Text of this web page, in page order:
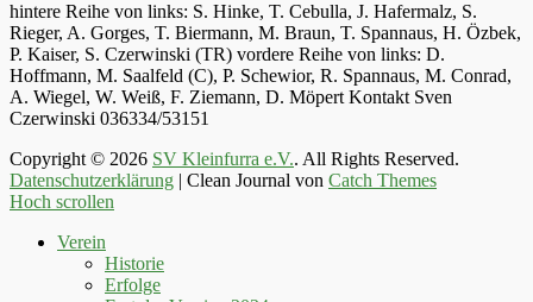
hintere Reihe von links: S. Hinke, T. Cebulla, J. Hafermalz, S.
Rieger, A. Gorges, T. Biermann, M. Braun, T. Spannaus, H. Özbek,
P. Kaiser, S. Czerwinski (TR) vordere Reihe von links: D.
Hoffmann, M. Saalfeld (C), P. Schewior, R. Spannaus, M. Conrad,
A. Wiegel, W. Weiß, F. Ziemann, D. Möpert Kontakt Sven
Czerwinski 036334/53151
Copyright © 2026 SV Kleinfurra e.V.. All Rights Reserved.
Datenschutzerklärung | Clean Journal von Catch Themes
Hoch scrollen
Verein
Historie
Erfolge